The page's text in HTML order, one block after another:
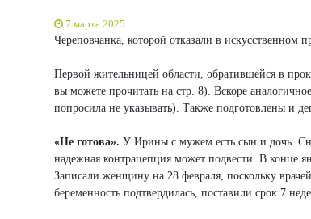
7 марта 2025
Череповчанка, которой отказали в искусственном
Первой жительницей области, обратившейся в
вы можете прочитать на стр. 8). Вскоре
попросила не указывать). Также подготовлены и
«Не готова». У Ирины с мужем есть сын и дочь.
надежная контрацепция может подвести. В конце
Записали женщину на 28 февраля, поскольку
беременность подтвердилась, поставили срок 7